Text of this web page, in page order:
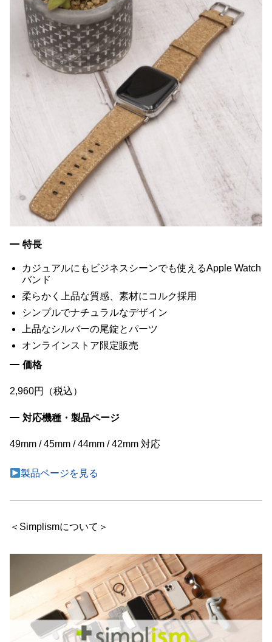
特長
カジュアルにもビジネスシーンでも使えるApple Watch
バンド
柔らかく上品な質感、素材にコルク採用
シンプルでナチュラルなデザイン
上品なシルバーの尾錠とパーツ
オンラインストア限定販売
価格
2,960円（税込）
対応機種・製品ページ
49mm / 45mm / 44mm / 42mm 対応
製品ページを見る
＜Simplismについて＞